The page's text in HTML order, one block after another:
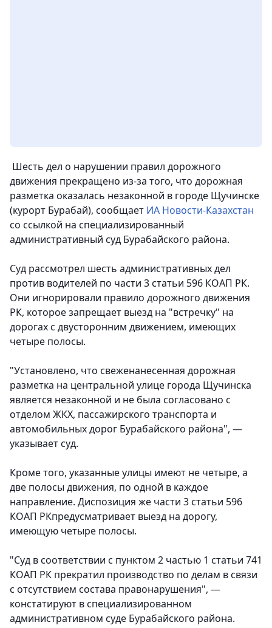
Шесть дел о нарушении правил дорожного
движения прекращено из-за того, что дорожная
разметка оказалась незаконной в городе Щучинске
(курорт Бурабай), сообщает ИА Новости-Казахстан
со ссылкой на специализированный
административный суд Бурабайского района.
Суд рассмотрел шесть административных дел
против водителей по части 3 статьи 596 КОАП РК.
Они игнорировали правило дорожного движения
РК, которое запрещает выезд на "встречку" на
дорогах с двусторонним движением, имеющих
четыре полосы.
"Установлено, что свеженанесенная дорожная
разметка на центральной улице города Щучинска
является незаконной и не была согласовано с
отделом ЖКХ, пассажирского транспорта и
автомобильных дорог Бурабайского района", —
указывает суд.
Кроме того, указанные улицы имеют не четыре, а
две полосы движения, по одной в каждое
направление. Диспозиция же части 3 статьи 596
КОАП РКпредусматривает выезд на дорогу,
имеющую четыре полосы.
"Суд в соответствии с пунктом 2 частью 1 статьи 741
КОАП РК прекратил производство по делам в связи
с отсутствием состава правонарушения", —
констатируют в специализированном
административном суде Бурабайского района.